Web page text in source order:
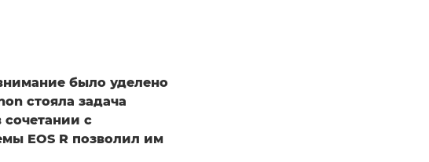
было уделено
стояла задача
сочетании с
EOS R позволил им